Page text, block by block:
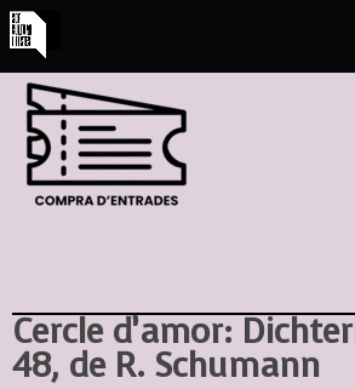
Cercle d’amor:
48, de R. Schumann